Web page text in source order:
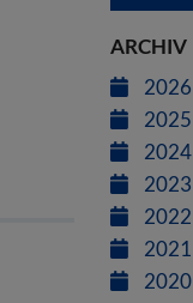
ARCHIV
2026
2025
2024
2023
2022
2021
2020